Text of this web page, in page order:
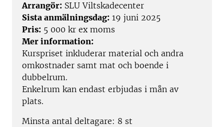
Arrangör: SLU Viltskadecenter
Sista anmälningsdag: 19 juni 2025
Pris: 5 000 kr ex moms
Mer information:
Kurspriset inkluderar material och andra
omkostnader samt mat och boende i
dubbelrum.
Enkelrum kan endast erbjudas i mån av
plats.
Minsta antal deltagare: 8 st